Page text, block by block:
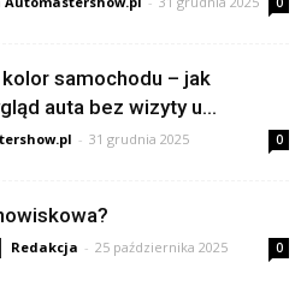
samochodu – jak
auta bez wizyty u...
- 31 grudnia 2025 0
Redakcja - 25 października 2025 0